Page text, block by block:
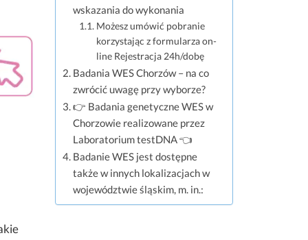
wskazania do wykonania
Możesz umówić pobranie
korzystając z formularza on-
line Rejestracja 24h/dobę
Badania WES Chorzów – na co
zwrócić uwagę przy wyborze?
👉 Badania genetyczne WES w
Chorzowie realizowane przez
Laboratorium testDNA 👈
Badanie WES jest dostępne
także w innych lokalizacjach w
województwie śląskim, m. in.: